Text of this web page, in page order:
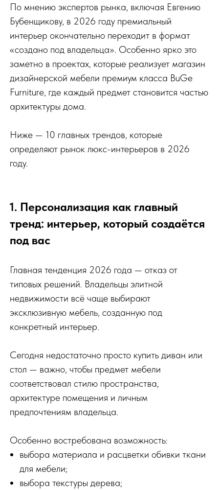
По мнению экспертов рынка, включая Евгению
Бубенщикову, в 2026 году премиальный
интерьер окончательно переходит в формат
«создано под владельца». Особенно ярко это
заметно в проектах, которые реализует магазин
дизайнерской мебели премиум класса BuGe
Furniture, где каждый предмет становится частью
архитектуры дома.
Ниже — 10 главных трендов, которые
определяют рынок люкс-интерьеров в 2026
году.
1. Персонализация как главный
тренд: интерьер, который создаётся
под вас
Главная тенденция 2026 года — отказ от
типовых решений. Владельцы элитной
недвижимости всё чаще выбирают
эксклюзивную мебель, созданную под
конкретный интерьер.
Сегодня недостаточно просто купить диван или
стол — важно, чтобы предмет мебели
соответствовал стилю пространства,
архитектуре помещения и личным
предпочтениям владельца.
Особенно востребована возможность:
выбора материала и расцветки обивки ткани
для мебели;
выбора текстуры дерева;